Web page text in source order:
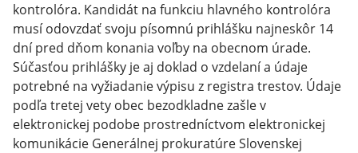
kontrolóra. Kandidát na funkciu hlavného kontrolóra
musí odovzdať svoju písomnú prihlášku najneskôr 14
dní pred dňom konania voľby na obecnom úrade.
Súčasťou prihlášky je aj doklad o vzdelaní a údaje
potrebné na vyžiadanie výpisu z registra trestov. Údaje
podľa tretej vety obec bezodkladne zašle v
elektronickej podobe prostredníctvom elektronickej
komunikácie Generálnej prokuratúre Slovenskej